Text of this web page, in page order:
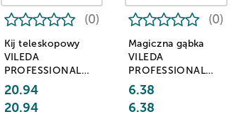
Kij teleskopowy
VILEDA
PROFESSIONAL
UltraSpeed Mini,
zestaw nr 1
(0)
20.94
20.94
Magiczna gąbka
VILEDA
PROFESSIONAL
Miraclean, duża,
biała
(0)
6.38
6.38